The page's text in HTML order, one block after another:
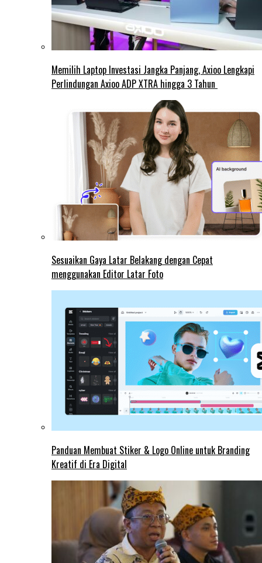
Memilih Laptop Investasi Jangka Panjang, Axioo Lengkapi
Perlindungan Axioo ADP XTRA hingga 3 Tahun
Sesuaikan Gaya Latar Belakang dengan Cepat
menggunakan Editor Latar Foto
Panduan Membuat Stiker & Logo Online untuk Branding
Kreatif di Era Digital